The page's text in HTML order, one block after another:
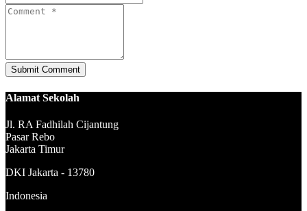
Alamat Sekolah
Jl. RA Fadhilah Cijantung
Pasar Rebo
Jakarta Timur
DKI Jakarta - 13780
Indonesia